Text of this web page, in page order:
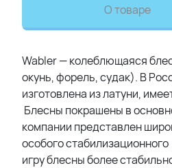
О товаре
Wabler — колеблющаяся
окунь, форель, судак). В
изготовлена из латуни,
Блесны покрашены в
компании представлен
особого
игру блесны более